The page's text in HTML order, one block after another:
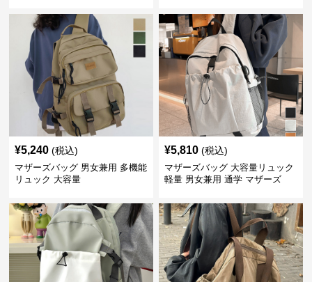
¥5,240 (税込)
マザーズバッグ 男女兼用 多機能
リュック 大容量
¥5,810 (税込)
マザーズバッグ 大容量リュック
軽量 男女兼用 通学 マザーズ